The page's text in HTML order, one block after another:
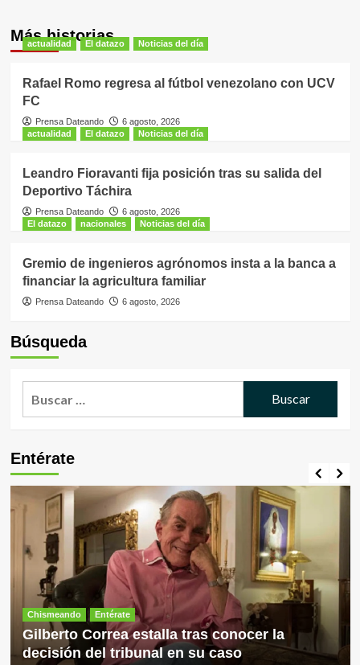
Más historias
actualidad El datazo Noticias del día
Rafael Romo regresa al fútbol venezolano con UCV
FC
Prensa Dateando
6 agosto, 2026
actualidad
El datazo Noticias del día
Leandro Fioravanti fija posición tras su salida del
Deportivo Táchira
Prensa Dateando
6 agosto, 2026
El datazo
nacionales Noticias del día
Gremio de ingenieros agrónomos insta a la banca a
financiar la agricultura familiar
Prensa Dateando 6 agosto, 2026
Búsqueda
Entérate
Chismeando Entérate
Gilberto Correa estalla tras conocer la
decisión del tribunal en su caso